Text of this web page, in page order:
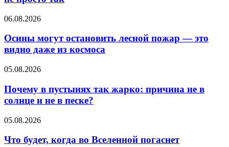
06.08.2026
Осины могут остановить лесной пожар — это
видно даже из космоса
05.08.2026
Почему в пустынях так жарко: причина не в
солнце и не в песке?
05.08.2026
Что будет, когда во Вселенной погаснет